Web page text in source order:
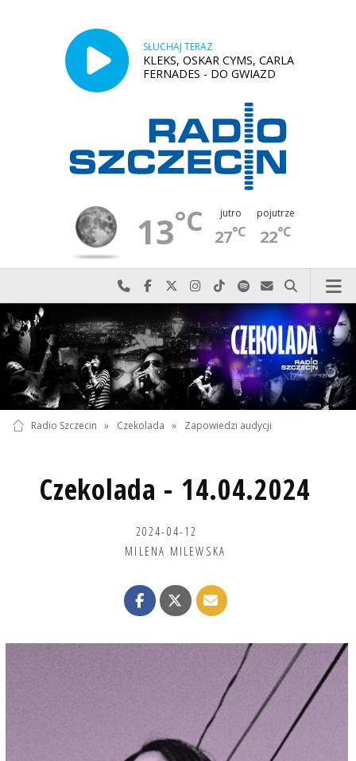
SŁUCHAJ TERAZ
KLEKS, OSKAR CYMS, CARLA
FERNADES - DO GWIAZD
13°C jutro
27°C
pojutrze
22°C
Najlepiej po prostu do nas zadzwoń
Odwiedź nas na Facebook-u
Odwiedź nas na X
Odwiedź nas na Instagram-ie
Odwiedź nas na TikTok-u
Szukaj nas na Spotify
Wyślij do nas
Szukaj
Radio Szczecin » Czekolada » Zapowiedzi audycji
Czekolada - 14.04.2024
2024-04-12
MILENA MILEWSKA